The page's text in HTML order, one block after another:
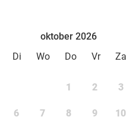
oktober 2026
Di Wo Do Vr Za
1 2 3
6 7 8 9 10